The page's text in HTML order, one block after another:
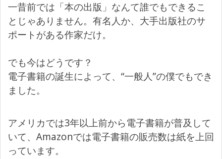
一昔前では「本の出版」なんて誰でもできるこ
とじゃありません。有名人か、大手出版社のサ
ポートがある作家だけ。
でも今はどうです？
電子書籍の誕生によって、“一般人”の僕でもでき
ました。
アメリカでは3年以上前から電子書籍が普及して
いて、Amazonでは電子書籍の販売数は紙を上回
っています。